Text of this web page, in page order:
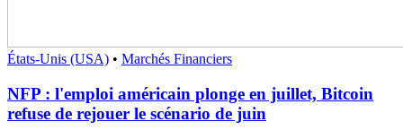
États-Unis (USA) • Marchés Financiers
NFP : l'emploi américain plonge en juillet, Bitcoin
refuse de rejouer le scénario de juin